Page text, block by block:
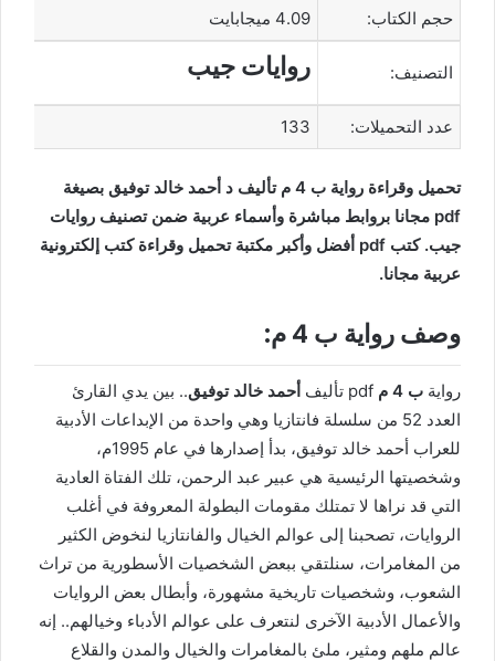
حجم الكتاب: 4.09 ميجابايت
التصنيف: روايات جيب
عدد التحميلات: 133
تحميل وقراءة رواية ب 4 م تأليف د أحمد خالد توفيق بصيغة
pdf مجانا بروابط مباشرة وأسماء عربية ضمن تصنيف روايات
جيب. كتب pdf أفضل وأكبر مكتبة تحميل وقراءة كتب إلكترونية
عربية مجانا.
وصف رواية ب 4 م:
رواية ب 4 م pdf تأليف أحمد خالد توفيق.. بين يدي القارئ
العدد 52 من سلسلة فانتازيا وهي واحدة من الإبداعات الأدبية
للعراب أحمد خالد توفيق، بدأ إصدارها في عام 1995م،
وشخصيتها الرئيسية هي عبير عبد الرحمن، تلك الفتاة العادية
التي قد نراها لا تمتلك مقومات البطولة المعروفة في أغلب
الروايات، تصحبنا إلى عوالم الخيال والفانتازيا لنخوض الكثير
من المغامرات، سنلتقي ببعض الشخصيات الأسطورية من تراث
الشعوب، وشخصيات تاريخية مشهورة، وأبطال بعض الروايات
والأعمال الأدبية الآخرى لنتعرف على عوالم الأدباء وخيالهم.. إنه
عالم ملهم ومثير، ملئ بالمغامرات والخيال والمدن والقلاع